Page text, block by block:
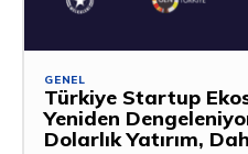
GENEL
Türkiye Startup
Yeniden
Dolarlık Yatırım,